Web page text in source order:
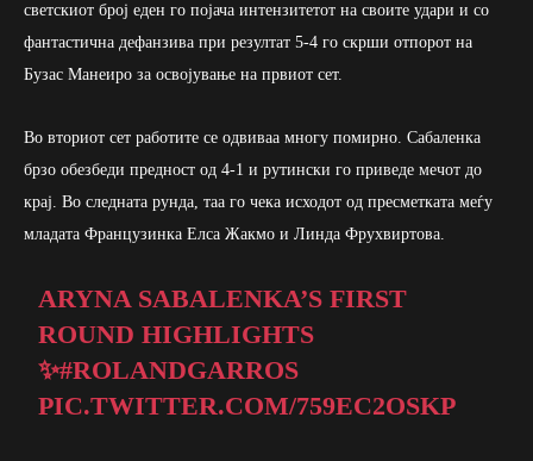
светскиот број еден го појача интензитетот на своите удари и со
фантастична дефанзива при резултат 5-4 го скрши отпорот на
Бузас Манеиро за освојување на првиот сет.
Во вториот сет работите се одвиваа многу помирно. Сабаленка
брзо обезбеди предност од 4-1 и рутински го приведе мечот до
крај. Во следната рунда, таа го чека исходот од пресметката меѓу
младата Французинка Елса Жакмо и Линда Фрухвиртова.
ARYNA SABALENKA’S FIRST
ROUND HIGHLIGHTS
✨#ROLANDGARROS
PIC.TWITTER.COM/759EC2OSKP